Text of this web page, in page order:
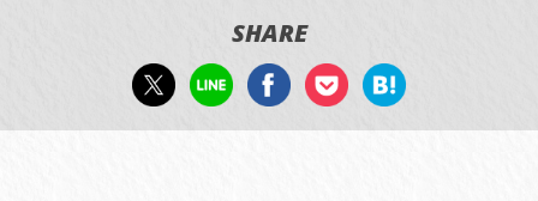
SHARE